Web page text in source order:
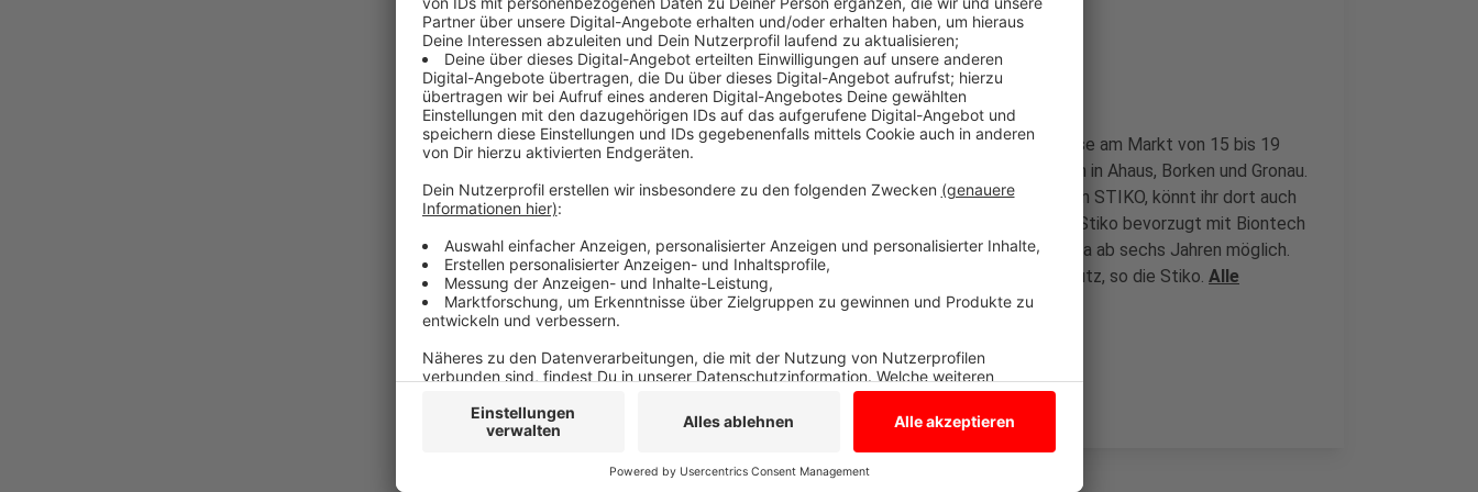
Termine in Bocholt, Ahaus, Borken und Gronau
Anzeige
Heute (27.05.) zum Beispiel in Bocholt in der ehemaligen Sparkasse am Markt von 15 bis 19
Uhr und morgen (28.05.) von 11 bis 15 Uhr. Und die Wochen danach in Ahaus, Borken und Gronau.
Gerade jetzt, nach der Empfehlung der Ständigen Impfkommission STIKO, könnt ihr dort auch
eure 5 bis 11 jährigen Kinder impfen lassen. Die Impfung soll laut Stiko bevorzugt mit Biontech
/ Pfizer erfolgen. Alternativ sei auch eine Kinderdosis von Moderna ab sechs Jahren möglich.
Für gesunde Kinder reiche eine Impfung für einen guten Basisschutz, so die Stiko. Alle
Impftermine findet Ihr hier.
Anzeige